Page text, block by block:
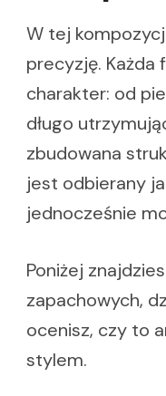
W tej
precyzję. Każda
charakter: od
długo
zbudowana
jest odbierany
jednocześnie
Poniżej
zapachowych,
ocenisz, czy to
stylem.